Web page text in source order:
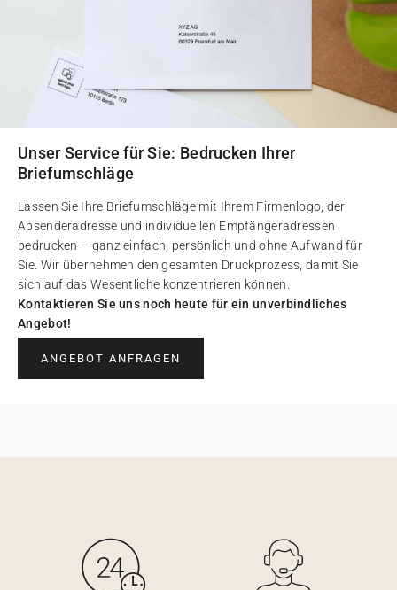
Unser Service für Sie: Bedrucken Ihrer
Briefumschläge
Lassen Sie Ihre Briefumschläge mit Ihrem Firmenlogo, der
Absenderadresse und individuellen Empfängeradressen
bedrucken – ganz einfach, persönlich und ohne Aufwand für
Sie. Wir übernehmen den gesamten Druckprozess, damit Sie
sich auf das Wesentliche konzentrieren können.
Kontaktieren Sie uns noch heute für ein unverbindliches
Angebot!
ANGEBOT ANFRAGEN